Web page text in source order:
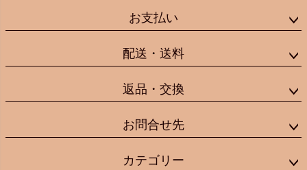
お支払い
配送・送料
返品・交換
お問合せ先
カテゴリー